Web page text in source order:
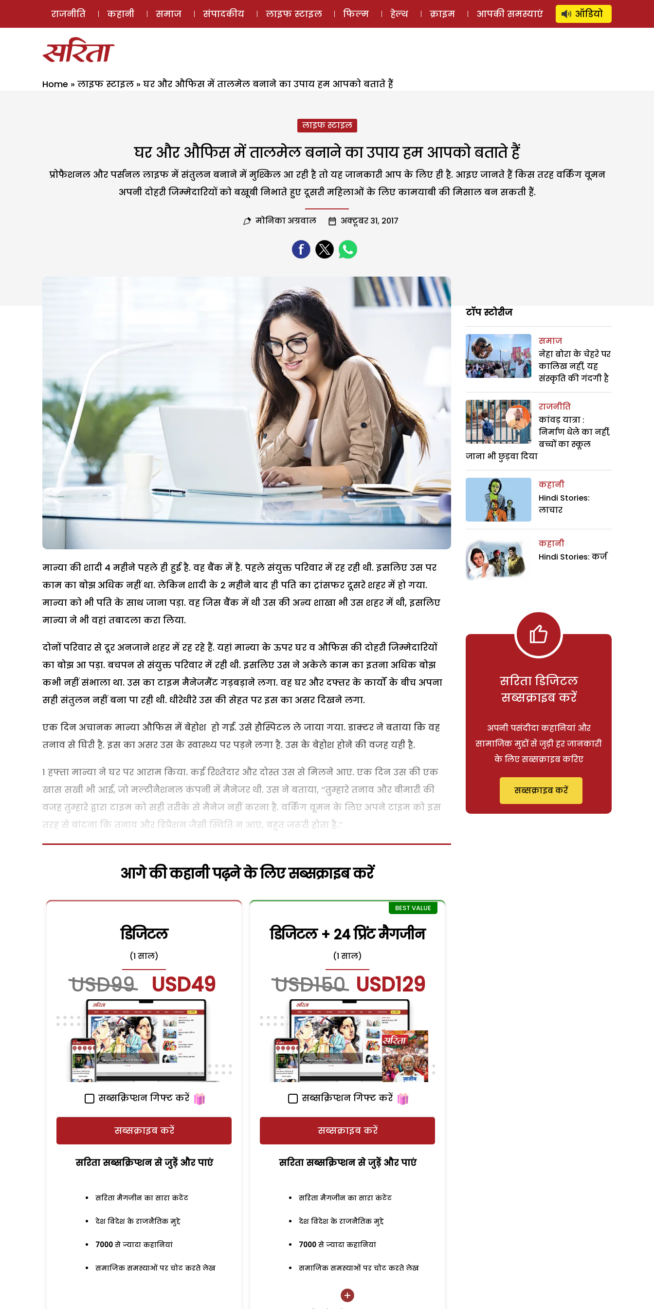
ई-मैगज़ीन ऑडियो स्टोरी लॉग इन ⚲ SUBSCRIBE
राजनीति कहानी समाज संपादकीय लाइफ स्टाइल फिल्म हेल्थ क्राइम आपकी समस्याएं ऑडियो
Home » लाइफ स्टाइल » घर और औफिस में तालमेल बनाने का उपाय हम आपको बताते हैं
लाइफ स्टाइल
घर और औफिस में तालमेल बनाने का उपाय हम आपको बताते हैं
प्रोफैशनल और पर्सनल लाइफ में संतुलन बनाने में मुश्किल आ रही है तो यह जानकारी आप के लिए ही है. आइए जानते हैं किस तरह वर्किंग वूमन
अपनी दोहरी जिम्मेदारियों को बखूबी निभाते हुए दूसरी महिलाओं के लिए कामयाबी की मिसाल बन सकती हैं.
मोनिका अग्रवाल अक्टूबर 31, 2017
मान्या की शादी 4 महीने पहले ही हुई है. वह बैंक में है. पहले संयुक्त परिवार में रह रही थी. इसलिए उस पर
काम का बोझ अधिक नहीं था. लेकिन शादी के 2 महीने बाद ही पति का ट्रांसफर दूसरे शहर में हो गया.
मान्या को भी पति के साथ जाना पड़ा. वह जिस बैंक में थी उस की अन्य शाखा भी उस शहर में थी, इसलिए
मान्या ने भी वहां तबादला करा लिया.
दोनों परिवार से दूर अनजाने शहर में रह रहे हैं. यहां मान्या के ऊपर घर व औफिस की दोहरी जिम्मेदारियों
का बोझ आ पड़ा. बचपन से संयुक्त परिवार में रही थी. इसलिए उस ने अकेले काम का इतना अधिक बोझ
कभी नहीं संभाला था. उस का टाइम मैनेजमैंट गड़बड़ाने लगा. वह घर और दफ्तर के कार्यों के बीच अपना
सही संतुलन नहीं बना पा रही थी. धीरेधीरे उस की सेहत पर इस का असर दिखने लगा.
एक दिन अचानक मान्या औफिस में बेहोश हो गई. उसे हौस्पिटल ले जाया गया. डाक्टर ने बताया कि वह
तनाव से घिरी है. इस का असर उस के स्वास्थ्य पर पड़ने लगा है. उस के बेहोश होने की वजह यही है.
1 हफ्ता मान्या ने घर पर आराम किया. कई रिश्तेदार और दोस्त उस से मिलने आए. एक दिन उस की एक
खास सखी भी आई, जो मल्टीनैशनल कंपनी में मैनेजर थी. उस ने बताया, ‘‘तुम्हारे तनाव और बीमारी की
वजह तुम्हारे द्वारा टाइम को सही तरीके से मैनेज नहीं करना है. वर्किंग वूमन के लिए अपने टाइम को इस
तरह से बांटना कि तनाव और डिप्रैशन जैसी स्थिति न आए, बहुत जरूरी होता है.’’
आगे की कहानी पढ़ने के लिए सब्सक्राइब करें
डिजिटल
(1 साल)
USD99 USD49
सब्सक्रिप्शन गिफ्ट करें
सब्सक्राइब करें
सरिता सब्सक्रिप्शन से जुड़ेें और पाएं
सरिता मैगजीन का सारा कंटेंट
देश विदेश के राजनैतिक मुद्दे
7000 से ज्यादा कहानियां
समाजिक समस्याओं पर चोट करते लेख
डिजिटल + 24 प्रिंट मैगजीन
(1 साल)
USD150 USD129
सब्सक्रिप्शन गिफ्ट करें
सब्सक्राइब करें
सरिता सब्सक्रिप्शन से जुड़ेें और पाएं
सरिता मैगजीन का सारा कंटेंट
देश विदेश के राजनैतिक मुद्दे
7000 से ज्यादा कहानियां
समाजिक समस्याओं पर चोट करते लेख
टॉप स्टोरीज
समाज
नेहा बोरा के चेहरे पर
कालिख नहीं, यह
संस्कृति की गंदगी है
राजनीति
कांवड़ यात्रा :
निर्माण धेले का नहीं,
बच्चों का स्कूल
जाना भी छुड़वा दिया
कहानी
Hindi Stories:
लाचार
कहानी
Hindi Stories: कर्ज
सरिता डिजिटल
सब्सक्राइब करें
अपनी पसंदीदा कहानियां और
सामाजिक मुद्दों से जुड़ी हर जानकारी
के लिए सब्सक्राइब करिए
सब्सक्राइब करें